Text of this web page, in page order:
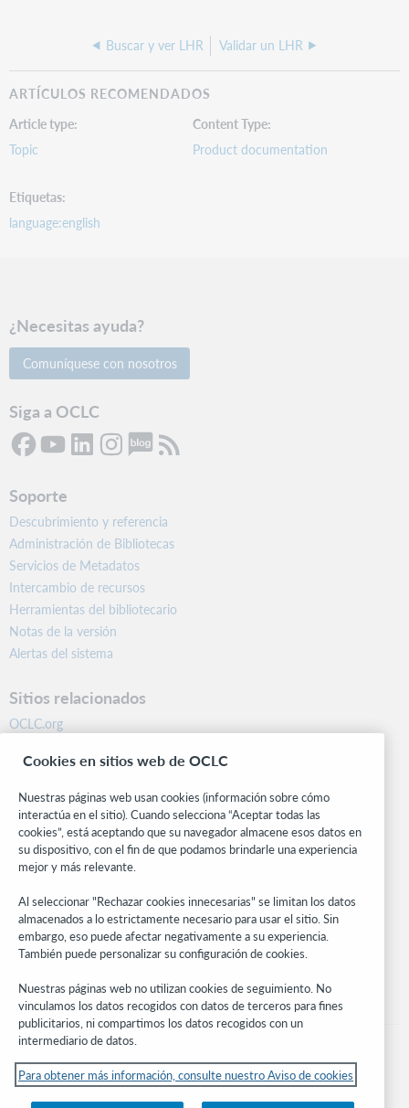
Buscar y ver LHR Validar un LHR
ARTÍCULOS RECOMENDADOS
Article type
Topic
Content Type
Product documentation
Etiquetas
language:english
¿Necesitas ayuda?
Comuníquese con nosotros
Siga a OCLC
Soporte
Descubrimiento y referencia
Administración de Bibliotecas
Servicios de Metadatos
Intercambio de recursos
Herramientas del bibliotecario
Notas de la versión
Alertas del sistema
Sitios relacionados
OCLC.org
Centro comunitario
Investigación
WebJunction
Red de desarrolladores
Manténgase al día
Obtenga las últimas novedades de los productos, estudios de
investigación, eventos y mucho más – directo a su bandeja de
entrada.
Suscríbase ahora
Cookies en sitios web de OCLC
Nuestras páginas web usan cookies (información sobre cómo
interactúa en el sitio). Cuando selecciona “Aceptar todas las
cookies”, está aceptando que su navegador almacene esos datos en
su dispositivo, con el fin de que podamos brindarle una experiencia
mejor y más relevante.
Al seleccionar "Rechazar cookies innecesarias" se limitan los datos
almacenados a lo estrictamente necesario para usar el sitio. Sin
embargo, eso puede afectar negativamente a su experiencia.
También puede personalizar su configuración de cookies.
Nuestras páginas web no utilizan cookies de seguimiento. No
vinculamos los datos recogidos con datos de terceros para fines
publicitarios, ni compartimos los datos recogidos con un
intermediario de datos.
Para obtener más información, consulte nuestro Aviso de cookies